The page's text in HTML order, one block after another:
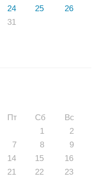
24 25
26
31
Пт Сб
Вс
1
2
7 8
9
14 15
16
21 22
23